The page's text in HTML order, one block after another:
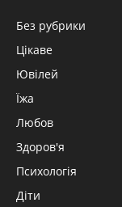
Без рубрики
Цікаве
Ювілей
Їжа
Любов
Здоров'я
Психологія
Діти